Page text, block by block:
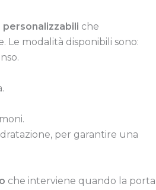
che
Le modalità disponibili sono:
per garantire una
che interviene quando la porta